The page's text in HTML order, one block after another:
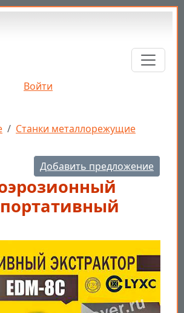
содержанию
Войти
Станки металлорежущие
Добавить предложение